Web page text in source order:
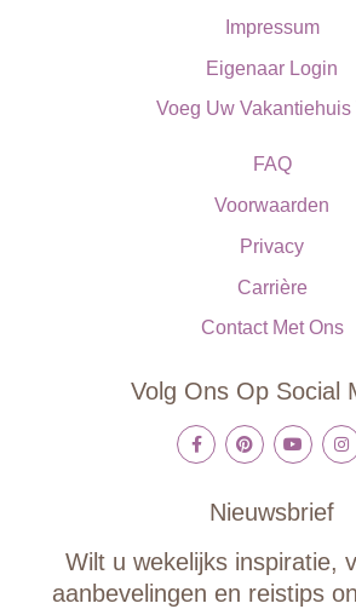
Impressum
Eigenaar Login
Voeg Uw Vakantiehuis
FAQ
Voorwaarden
Privacy
Carrière
Contact Met Ons
Volg Ons Op Social
Nieuwsbrief
Wilt u wekelijks inspiratie,
aanbevelingen en reistips